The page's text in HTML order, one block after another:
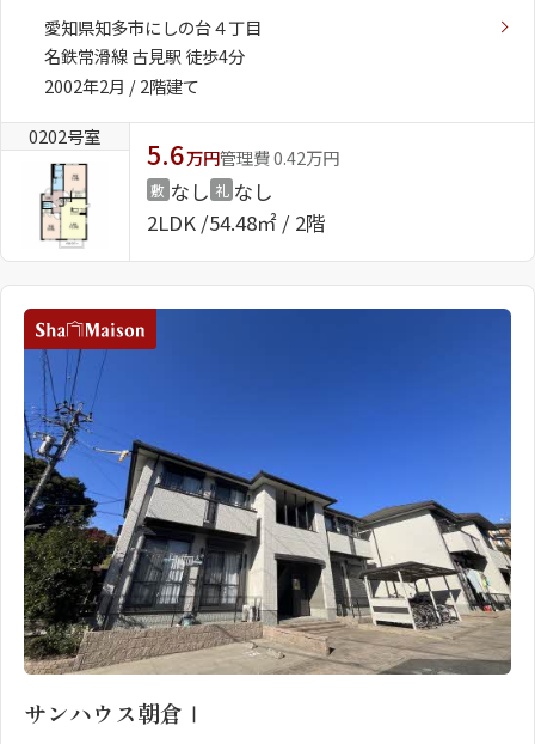
愛知県知多市にしの台４丁目
名鉄常滑線 古見駅 徒歩4分
2002年2月 / 2階建て
0202号室
5.6万円管理費 0.42万円
敷 なし 礼 なし
2LDK 54.48㎡ / 2階
サンハウス朝倉Ⅰ